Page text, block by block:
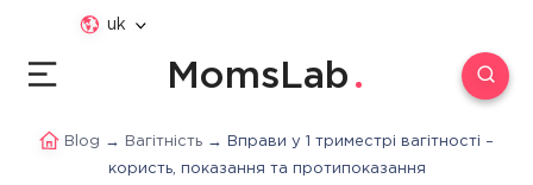
uk
MomsLab
Blog → Вагітність → Вправи у 1 триместрі вагітності –
користь, показання та протипоказання